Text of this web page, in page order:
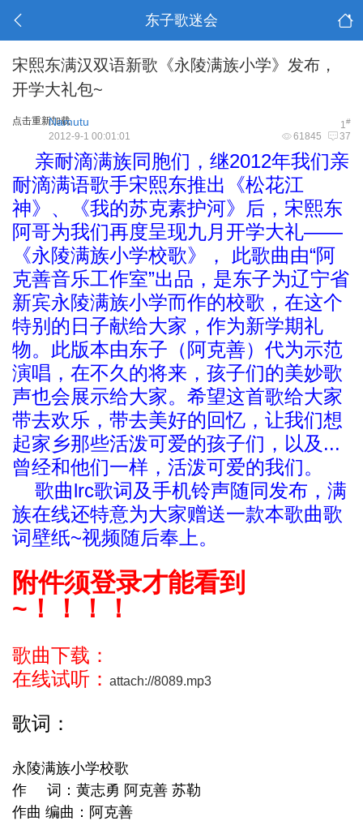
东子歌迷会
宋熙东满汉双语新歌《永陵满族小学》发布，
开学大礼包~
点击重新加载 1#
Namutu
61845 37
2012-9-1 00:01:01
亲耐滴满族同胞们，继2012年我们亲
耐滴满语歌手宋熙东推出《松花江
神》、《我的苏克素护河》后，宋熙东
阿哥为我们再度呈现九月开学大礼——
《永陵满族小学校歌》， 此歌曲由“阿
克善音乐工作室”出品，是东子为辽宁省
新宾永陵满族小学而作的校歌，在这个
特别的日子献给大家，作为新学期礼
物。此版本由东子（阿克善）代为示范
演唱，在不久的将来，孩子们的美妙歌
声也会展示给大家。希望这首歌给大家
带去欢乐，带去美好的回忆，让我们想
起家乡那些活泼可爱的孩子们，以及...
曾经和他们一样，活泼可爱的我们。
歌曲lrc歌词及手机铃声随同发布，满
族在线还特意为大家赠送一款本歌曲歌
词壁纸~视频随后奉上。
附件须登录才能看到
~！！！！
歌曲下载：
在线试听： attach://8089.mp3
歌词：
永陵满族小学校歌
作 词：黄志勇 阿克善 苏勒
作曲 编曲：阿克善